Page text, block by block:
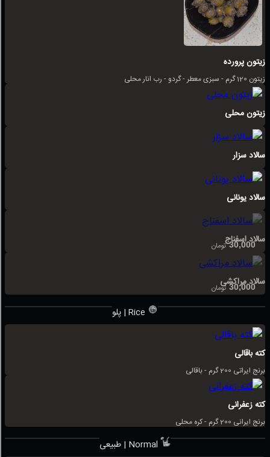
زیتون پرورده
زیتون 120 گرم - سبزی معطر - گردو - رب انار محلی
زیتون محلی
سالاد سزار
سالاد یونانی
سالاد اسفناج
30,000 تومان
سالاد مراکشی
30,000 تومان
پلو | Rice
کته باقالی
برنج ایراتی 200 گرم - باقالی
کته زعفرانی
برنج ایرانی 200 گرم - کره محلی
طبیعی | Normal